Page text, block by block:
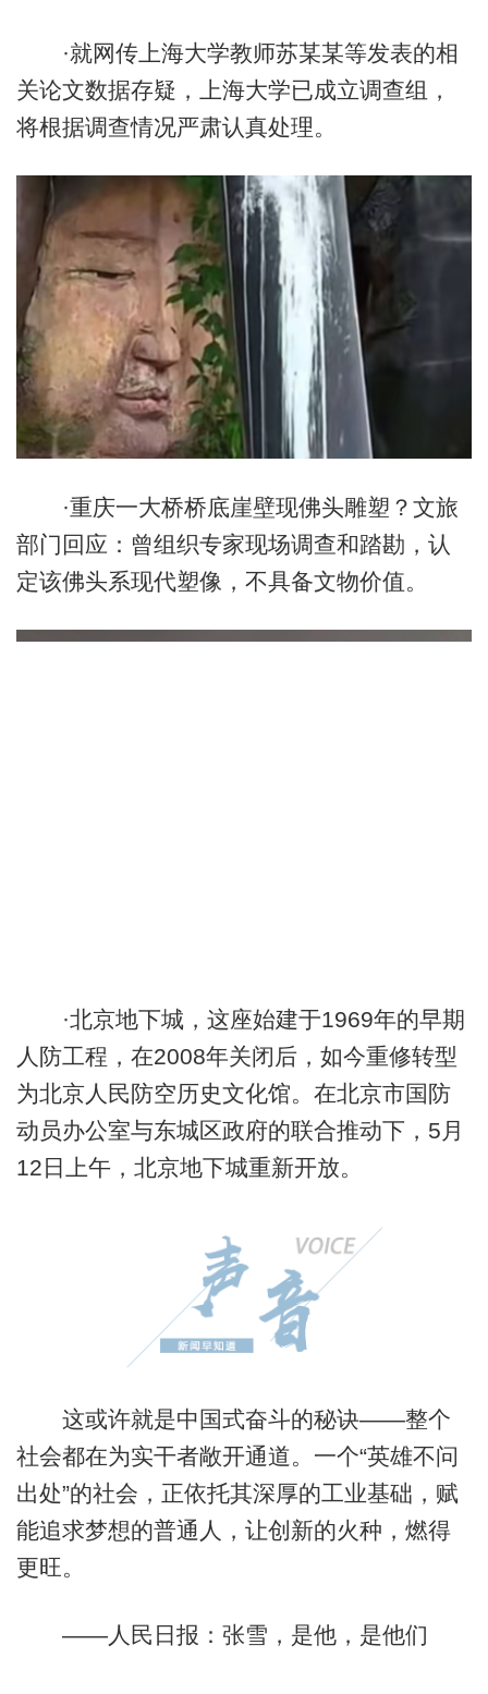
·就网传上海大学教师苏某某等发表的相
关论文数据存疑，上海大学已成立调查组，
将根据调查情况严肃认真处理。
·重庆一大桥桥底崖壁现佛头雕塑？文旅
部门回应：曾组织专家现场调查和踏勘，认
定该佛头系现代塑像，不具备文物价值。
·北京地下城，这座始建于1969年的早期
人防工程，在2008年关闭后，如今重修转型
为北京人民防空历史文化馆。在北京市国防
动员办公室与东城区政府的联合推动下，5月
12日上午，北京地下城重新开放。
这或许就是中国式奋斗的秘诀——整个
社会都在为实干者敞开通道。一个“英雄不问
出处”的社会，正依托其深厚的工业基础，赋
能追求梦想的普通人，让创新的火种，燃得
更旺。
——人民日报：张雪，是他，是他们